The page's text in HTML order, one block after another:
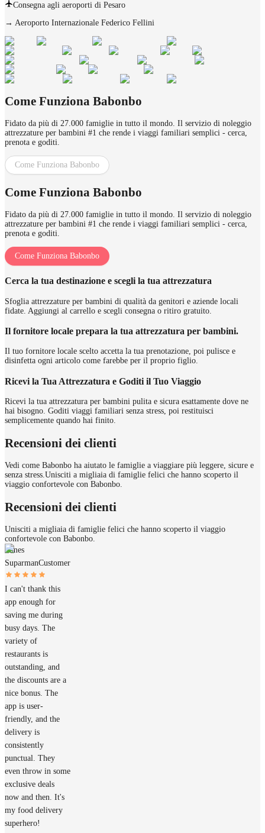
Consegna agli aeroporti di Pesaro
→ Aeroporto Internazionale Federico Fellini
Come Funziona Babonbo
Fidato da più di 27.000 famiglie in tutto il mondo. Il servizio di noleggio
attrezzature per bambini #1 che rende i viaggi familiari semplici - cerca,
prenota e goditi.
Come Funziona Babonbo
Come Funziona Babonbo
Fidato da più di 27.000 famiglie in tutto il mondo. Il servizio di noleggio
attrezzature per bambini #1 che rende i viaggi familiari semplici - cerca,
prenota e goditi.
Come Funziona Babonbo
Cerca la tua destinazione e scegli la tua attrezzatura
Sfoglia attrezzature per bambini di qualità da genitori e aziende locali
fidate. Aggiungi al carrello e scegli consegna o ritiro gratuito.
Il fornitore locale prepara la tua attrezzatura per bambini.
Il tuo fornitore locale scelto accetta la tua prenotazione, poi pulisce e
disinfetta ogni articolo come farebbe per il proprio figlio.
Ricevi la Tua Attrezzatura e Goditi il Tuo Viaggio
Ricevi la tua attrezzatura per bambini pulita e sicura esattamente dove ne
hai bisogno. Goditi viaggi familiari senza stress, poi restituisci
semplicemente quando hai finito.
Recensioni dei clienti
Vedi come Babonbo ha aiutato le famiglie a viaggiare più leggere, sicure e
senza stress.Unisciti a migliaia di famiglie felici che hanno scoperto il
viaggio confortevole con Babonbo.
Recensioni dei clienti
Unisciti a migliaia di famiglie felici che hanno scoperto il viaggio
confortevole con Babonbo.
James
SuparmanCustomer
I can't thank this
app enough for
saving me during
busy days. The
variety of
restaurants is
outstanding, and
the discounts are a
nice bonus. The
app is user-
friendly, and the
delivery is
consistently
punctual. They
even throw in some
exclusive deals
now and then. It's
my food delivery
superhero!